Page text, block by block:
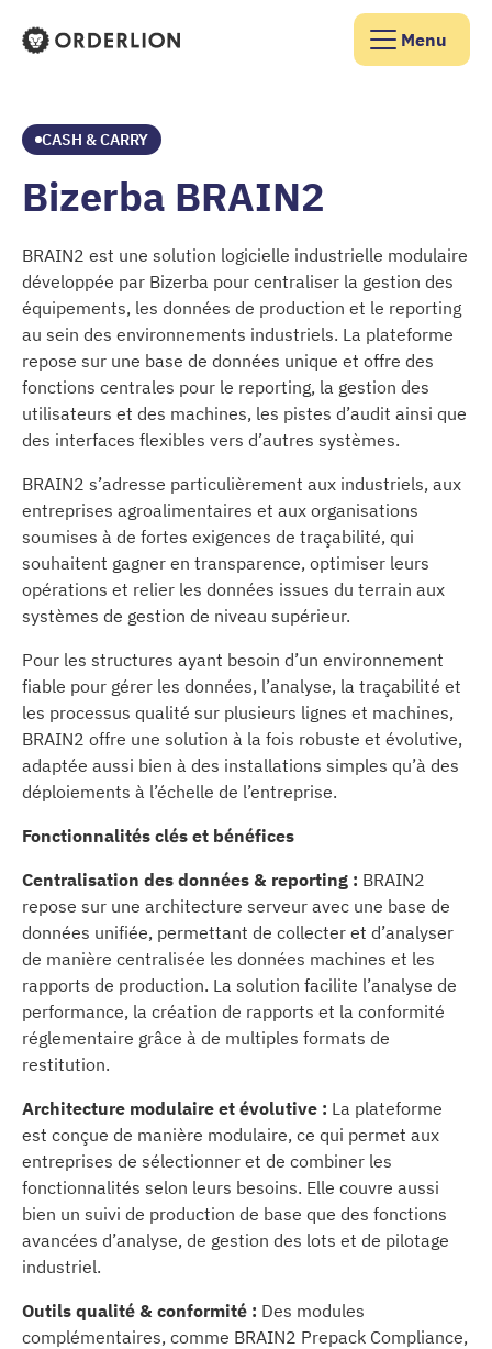
Menu
CASH & CARRY
Bizerba BRAIN2
BRAIN2 est une solution logicielle industrielle modulaire
développée par Bizerba pour centraliser la gestion des
équipements, les données de production et le reporting
au sein des environnements industriels. La plateforme
repose sur une base de données unique et offre des
fonctions centrales pour le reporting, la gestion des
utilisateurs et des machines, les pistes d’audit ainsi que
des interfaces flexibles vers d’autres systèmes.
BRAIN2 s’adresse particulièrement aux industriels, aux
entreprises agroalimentaires et aux organisations
soumises à de fortes exigences de traçabilité, qui
souhaitent gagner en transparence, optimiser leurs
opérations et relier les données issues du terrain aux
systèmes de gestion de niveau supérieur.
Pour les structures ayant besoin d’un environnement
fiable pour gérer les données, l’analyse, la traçabilité et
les processus qualité sur plusieurs lignes et machines,
BRAIN2 offre une solution à la fois robuste et évolutive,
adaptée aussi bien à des installations simples qu’à des
déploiements à l’échelle de l’entreprise.
Fonctionnalités clés et bénéfices
Centralisation des données & reporting : BRAIN2
repose sur une architecture serveur avec une base de
données unifiée, permettant de collecter et d’analyser
de manière centralisée les données machines et les
rapports de production. La solution facilite l’analyse de
performance, la création de rapports et la conformité
réglementaire grâce à de multiples formats de
restitution.
Architecture modulaire et évolutive : La plateforme
est conçue de manière modulaire, ce qui permet aux
entreprises de sélectionner et de combiner les
fonctionnalités selon leurs besoins. Elle couvre aussi
bien un suivi de production de base que des fonctions
avancées d’analyse, de gestion des lots et de pilotage
industriel.
Outils qualité & conformité : Des modules
complémentaires, comme BRAIN2 Prepack Compliance,